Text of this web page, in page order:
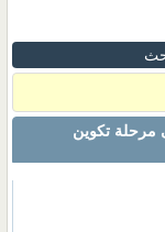
مرحلة تكوين